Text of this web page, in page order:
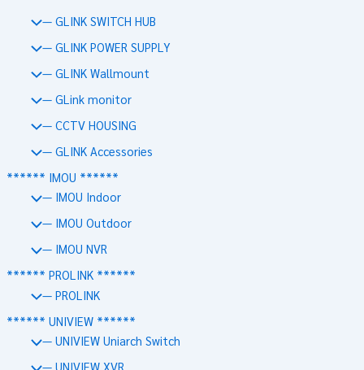
— GLINK SWITCH HUB
— GLINK POWER SUPPLY
— GLINK Wallmount
— GLink monitor
— CCTV HOUSING
— GLINK Accessories
****** IMOU ******
— IMOU Indoor
— IMOU Outdoor
— IMOU NVR
****** PROLINK ******
— PROLINK
****** UNIVIEW ******
— UNIVIEW Uniarch Switch
— UNIVIEW XVR